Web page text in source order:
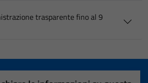
trasparente fino al 9